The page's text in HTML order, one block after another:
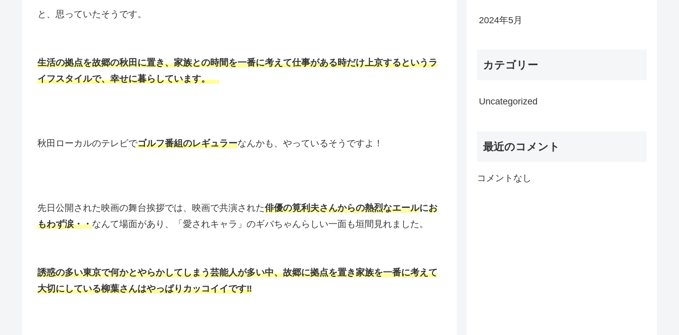
と、思っていたそうです。
生活の拠点を故郷の秋田に置き、家族との時間を一番に考えて仕事がある時だけ上京するというラ
イフスタイルで、幸せに暮らしています。
秋田ローカルのテレビでゴルフ番組のレギュラーなんかも、やっているそうですよ！
先日公開された映画の舞台挨拶では、映画で共演された俳優の筧利夫さんからの熱烈なエールにお
もわず涙・・なんて場面があり、「愛されキャラ」のギバちゃんらしい一面も垣間見れました。
誘惑の多い東京で何かとやらかしてしまう芸能人が多い中、故郷に拠点を置き家族を一番に考えて
大切にしている柳葉さんはやっぱりカッコイイです‼
2024年5月
カテゴリー
Uncategorized
最近のコメント
コメントなし